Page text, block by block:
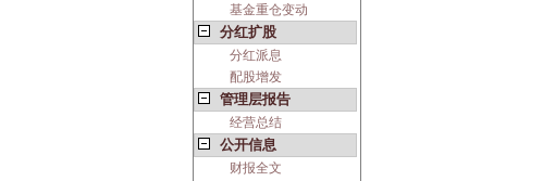
基金重仓变动
分红扩股
分红派息
配股增发
管理层报告
经营总结
公开信息
财报全文